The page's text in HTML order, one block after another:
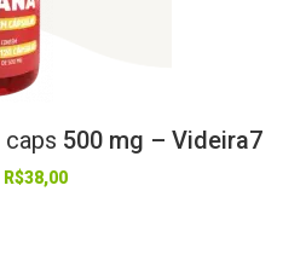
caps 500 mg – Videira7
R$38,00